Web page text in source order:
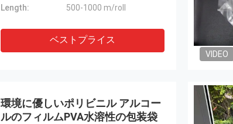
Length:
500-1000 m/roll
ベストプライス
VIDEO
環境に優しいポリビニル アルコー
ルのフィルムPVA水溶性の包装袋